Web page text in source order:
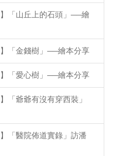
「山丘上的石頭」──繪
「金錢樹」──繪本分享
「愛心樹」──繪本分享
「爺爺有沒有穿西裝」
「醫院佈道實錄」訪潘